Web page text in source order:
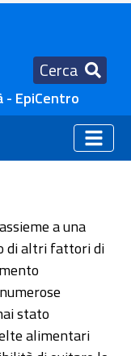
Cerca
EpiCentro
a una
di altri fattori di
stato
alimentari